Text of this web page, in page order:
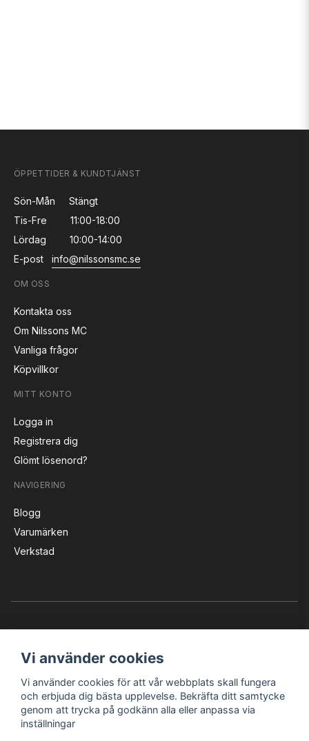
ÖPPETTIDER & KUNDTJÄNST
Sön-Mån
Stängt
Tis-Fre
11:00-18:00
Lördag
10:00-14:00
E-post
info@nilssonsmc.se
OM OSS
Kontakta oss
Om Nilssons MC
Vanliga frågor
Köpvillkor
MITT KONTO
Logga in
Registrera dig
Glömt lösenord?
NAVIGERING
Blogg
Varumärken
Verkstad
Instagram Facebook YouTube
Vi använder cookies
Vi använder cookies för att vår webbplats skall fungera
och erbjuda dig bästa upplevelse. Bekräfta ditt samtycke
genom att trycka på godkänn alla eller anpassa via
inställningar